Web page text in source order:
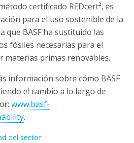
certificado REDcert², es
para el uso sostenible de la
que BASF ha sustituido las
fósiles necesarias para el
materias primas renovables.
información sobre cómo BASF
el cambio a lo largo de
www.basf-
.
del sector